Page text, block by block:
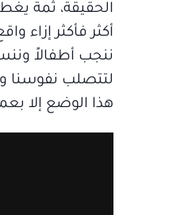
الحقيقة، ثمة
أكثر فأكثر إزاء
ننجب أطفالاً
لتتصلب نفوسنا
هذا الوضع إلا